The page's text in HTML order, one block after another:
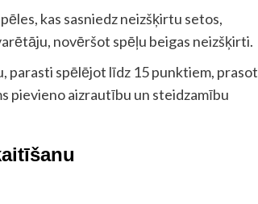
kas sasniedz neizšķirtu setos,
novēršot spēļu beigas neizšķirti.
parasti spēlējot līdz 15 punktiem, prasot
pievieno aizrautību un steidzamību